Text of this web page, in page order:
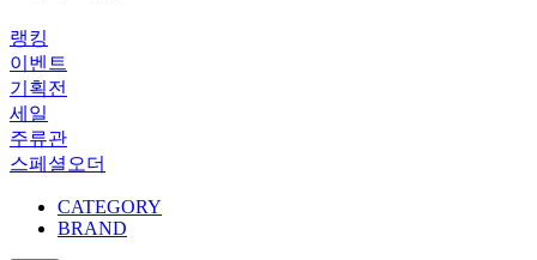
랭킹
이벤트
기획전
세일
주류관
스페셜오더
CATEGORY
BRAND